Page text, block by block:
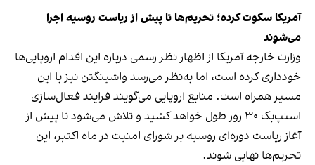
آمریکا سکوت کرده؛ تحریم‌ها تا پیش از ریاست روسیه اجرا
می‌شوند
وزارت خارجه آمریکا از اظهار نظر رسمی درباره این اقدام اروپایی‌ها
خودداری کرده است، اما به‌نظر می‌رسد واشینگتن نیز با این
مسیر همراه است. منابع اروپایی می‌گویند فرایند فعال‌سازی
اسنپ‌بک ۳۰ روز طول خواهد کشید و تلاش می‌شود تا پیش از
آغاز ریاست دوره‌ای روسیه بر شورای امنیت در ماه اکتبر، این
تحریم‌ها نهایی شوند.